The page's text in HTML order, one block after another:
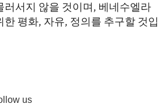
러서지 않을 것이며, 베네수엘라
한 평화, 자유, 정의를 추구할 것입
us